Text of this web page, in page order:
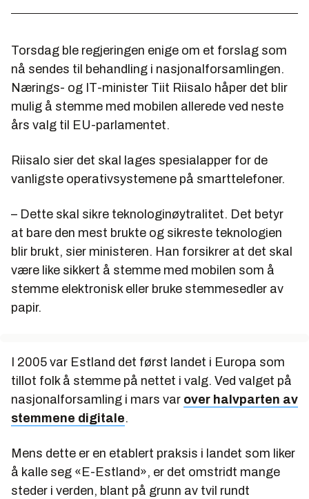
Torsdag ble regjeringen enige om et forslag som
nå sendes til behandling i nasjonalforsamlingen.
Nærings- og IT-minister Tiit Riisalo håper det blir
mulig å stemme med mobilen allerede ved neste
års valg til EU-parlamentet.
Riisalo sier det skal lages spesialapper for de
vanligste operativsystemene på smarttelefoner.
– Dette skal sikre teknologinøytralitet. Det betyr
at bare den mest brukte og sikreste teknologien
blir brukt, sier ministeren. Han forsikrer at det skal
være like sikkert å stemme med mobilen som å
stemme elektronisk eller bruke stemmesedler av
papir.
I 2005 var Estland det først landet i Europa som
tillot folk å stemme på nettet i valg. Ved valget på
nasjonalforsamling i mars var over halvparten av
stemmene digitale.
Mens dette er en etablert praksis i landet som liker
å kalle seg «E-Estland», er det omstridt mange
steder i verden, blant på grunn av tvil rundt